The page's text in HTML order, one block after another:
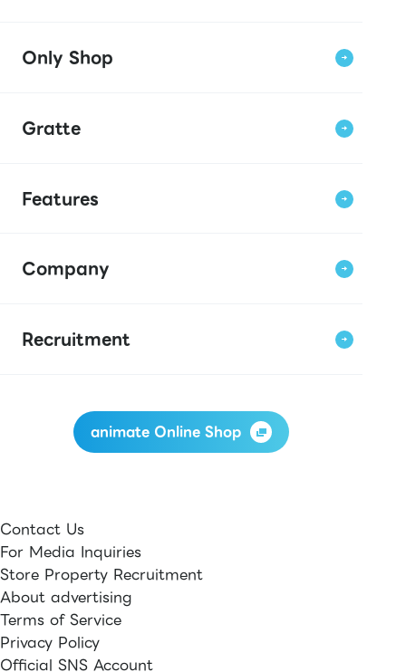
Only Shop
Gratte
Features
Company
Recruitment
animate Online Shop
Contact Us
For Media Inquiries
Store Property Recruitment
About advertising
Terms of Service
Privacy Policy
Official SNS Account